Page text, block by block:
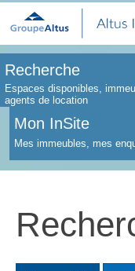
Recherche
Espaces disponibles,
agents de location
Mon InSite
Mes immeubles, mes